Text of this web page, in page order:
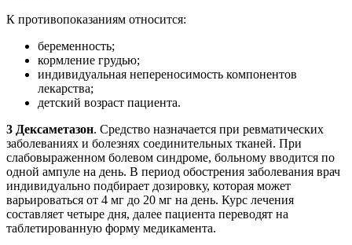
К противопоказаниям относится:
беременность;
кормление грудью;
индивидуальная непереносимость компонентов
лекарства;
детский возраст пациента.
3 Дексаметазон. Средство назначается при ревматических
заболеваниях и болезнях соединительных тканей. При
слабовыраженном болевом синдроме, больному вводится по
одной ампуле на день. В период обострения заболевания врач
индивидуально подбирает дозировку, которая может
варьироваться от 4 мг до 20 мг на день. Курс лечения
составляет четыре дня, далее пациента переводят на
таблетированную форму медикамента.